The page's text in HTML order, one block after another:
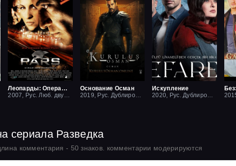
Леопарды: Операция вишня
Основание Осман
Искупление
сериала Разведка
комментария - 50 знаков. комментарии модерируются